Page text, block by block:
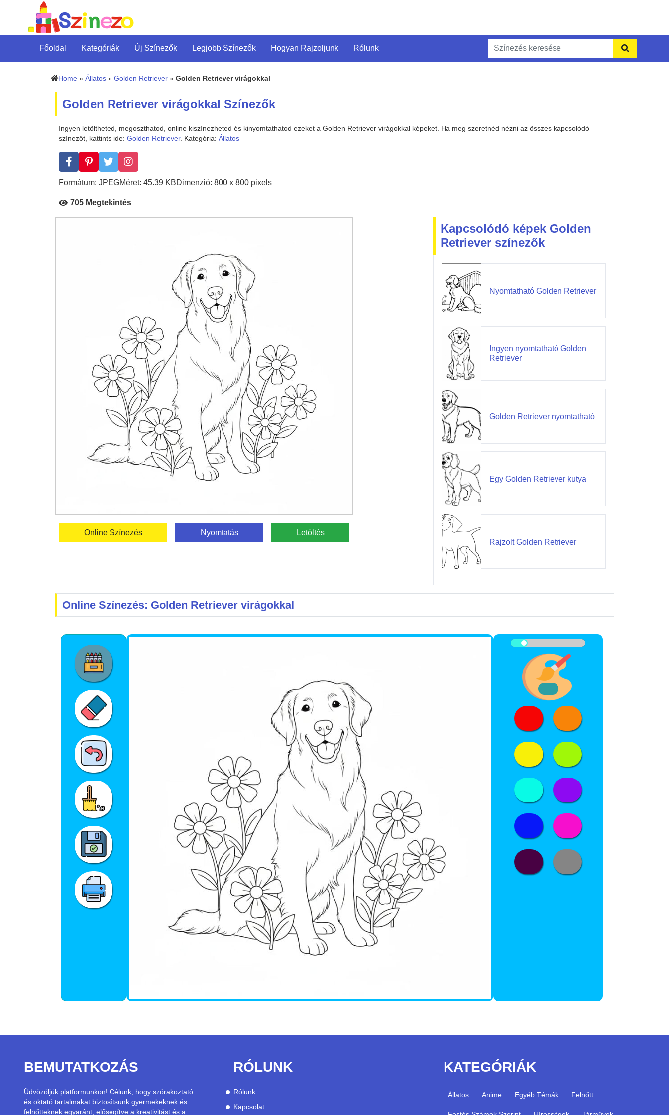
Főoldal Kategóriák Új Színezők Legjobb Színezők Hogyan Rajzoljunk Rólunk
Home » Állatos » Golden Retriever » Golden Retriever virágokkal
Golden Retriever virágokkal Színezők
Ingyen letöltheted, megoszthatod, online kiszínezheted és kinyomtathatod ezeket a Golden Retriever virágokkal képeket. Ha meg szeretnéd nézni az összes kapcsolódó
színezőt, kattints ide: Golden Retriever. Kategória: Állatos
Formátum: JPEGMéret: 45.39 KBDimenzió: 800 x 800 pixels
705 Megtekintés
Online Színezés Nyomtatás Letöltés
Kapcsolódó képek Golden
Retriever színezők
Nyomtatható Golden Retriever
Ingyen nyomtatható Golden
Retriever
Golden Retriever nyomtatható
Egy Golden Retriever kutya
Rajzolt Golden Retriever
Online Színezés: Golden Retriever virágokkal
BEMUTATKOZÁS
Üdvözöljük platformunkon! Célunk, hogy szórakoztató
és oktató tartalmakat biztosítsunk gyermekeknek és
felnőtteknek egyaránt, elősegítve a kreativitást és a
RÓLUNK
Rólunk
Kapcsolat
KATEGÓRIÁK
Állatos Anime Egyéb Témák Felnőtt